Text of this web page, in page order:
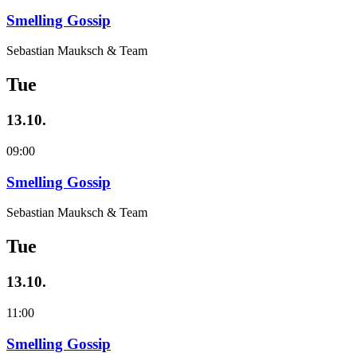
Smelling Gossip
Sebastian Mauksch & Team
Tue
13.10.
09:00
Smelling Gossip
Sebastian Mauksch & Team
Tue
13.10.
11:00
Smelling Gossip